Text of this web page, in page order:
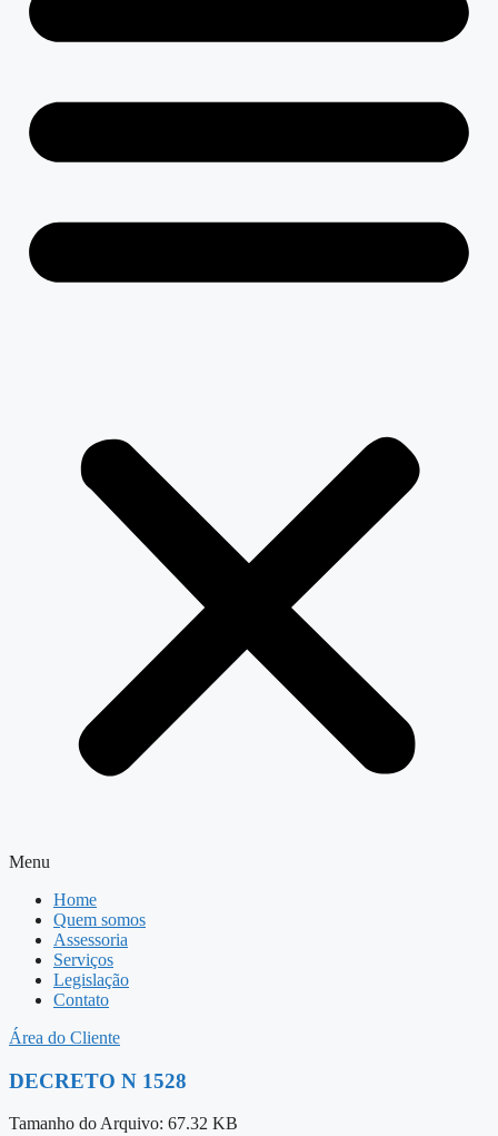
Menu
Home
Quem somos
Assessoria
Serviços
Legislação
Contato
Área do Cliente
DECRETO N 1528
Tamanho do Arquivo: 67.32 KB